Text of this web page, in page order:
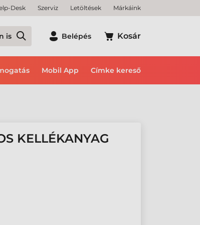
Desk Szerviz Letöltések Márkáink
is Belépés Kosár
Mobil App Címke kereső
KELLÉKANYAG